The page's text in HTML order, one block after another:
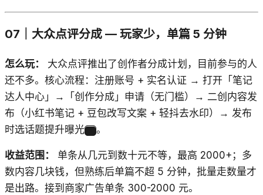
07｜大众点评分成 — 玩家少，单篇 5 分钟
怎么玩：
大众点评推出了创作者分成计划，目前参与的人
还不多。核心流程：注册账号 + 实名认证 → 打开「笔记
达人中心」→「创作分成」申请（无门槛）→ 二创内容发
布（小红书笔记 + 豆包改写文案 + 轻抖去水印）→ 发布
时选话题提升曝光
。
收益范围：
单条从几元到数十元不等，最高 2000+；多
数内容几块钱，但熟练后单篇不超 5 分钟，批量走数量才
是出路。接到商家广告单条 300-2000 元。